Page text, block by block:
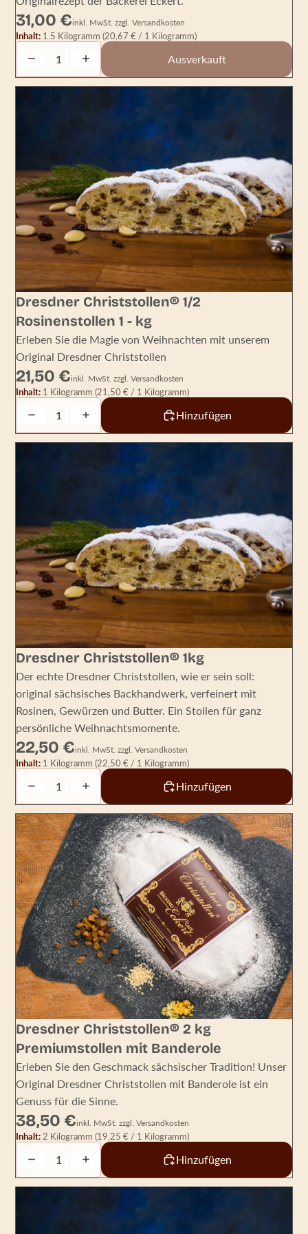
31,00 €inkl. MwSt. zzgl. Versandkosten
Inhalt: 1.5 Kilogramm(20,67 € / 1 Kilogramm)
Decrease quantityIncrease quantity Ausverkauft
Dresdner Christstollen® 1/2
Rosinenstollen 1 - kg
Erleben Sie die Magie von Weihnachten mit unserem
Original Dresdner Christstollen
21,50 €inkl. MwSt. zzgl. Versandkosten
Inhalt: 1 Kilogramm(21,50 € / 1 Kilogramm)
Decrease quantityIncrease quantity Hinzufügen
Dresdner Christstollen® 1kg
Der echte Dresdner Christstollen, wie er sein soll:
original sächsisches Backhandwerk, verfeinert mit
Rosinen, Gewürzen und Butter. Ein Stollen für ganz
persönliche Weihnachtsmomente.
22,50 €inkl. MwSt. zzgl. Versandkosten
Inhalt: 1 Kilogramm(22,50 € / 1 Kilogramm)
Decrease quantityIncrease quantity Hinzufügen
Dresdner Christstollen® 2 kg
Premiumstollen mit Banderole
Erleben Sie den Geschmack sächsischer Tradition! Unser
Original Dresdner Christstollen mit Banderole ist ein
Genuss für die Sinne.
38,50 €inkl. MwSt. zzgl. Versandkosten
Inhalt: 2 Kilogramm(19,25 € / 1 Kilogramm)
Decrease quantityIncrease quantity Hinzufügen